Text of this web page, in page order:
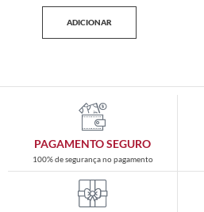
ADICIONAR
PAGAMENTO SEGURO
100% de segurança no pagamento